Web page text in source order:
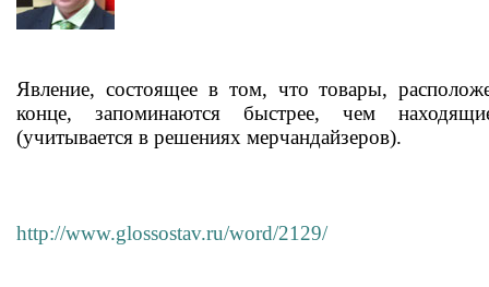
Явление, состоящее в том, что товары,
конце, запоминаются быстрее, чем
(учитывается в решениях мерчандайзеров).
http://www.glossostav.ru/word/2129/